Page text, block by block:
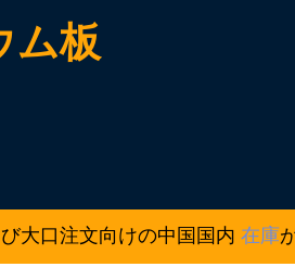
ム板
大口注文向けの中国国内 在庫